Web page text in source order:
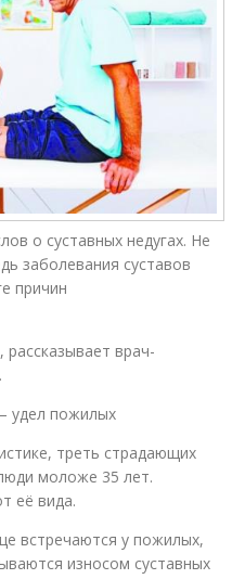
о сус­тавных недугах. Не
заболевания суставов
причин
врач-
удел пожилых
треть страдающих
моложе 35 лет.
её вида.
встречаются у пожилых,
износом суставных